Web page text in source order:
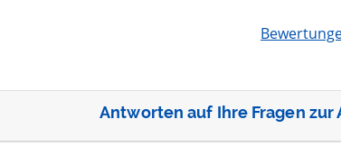
Antworten auf Ihre Fragen